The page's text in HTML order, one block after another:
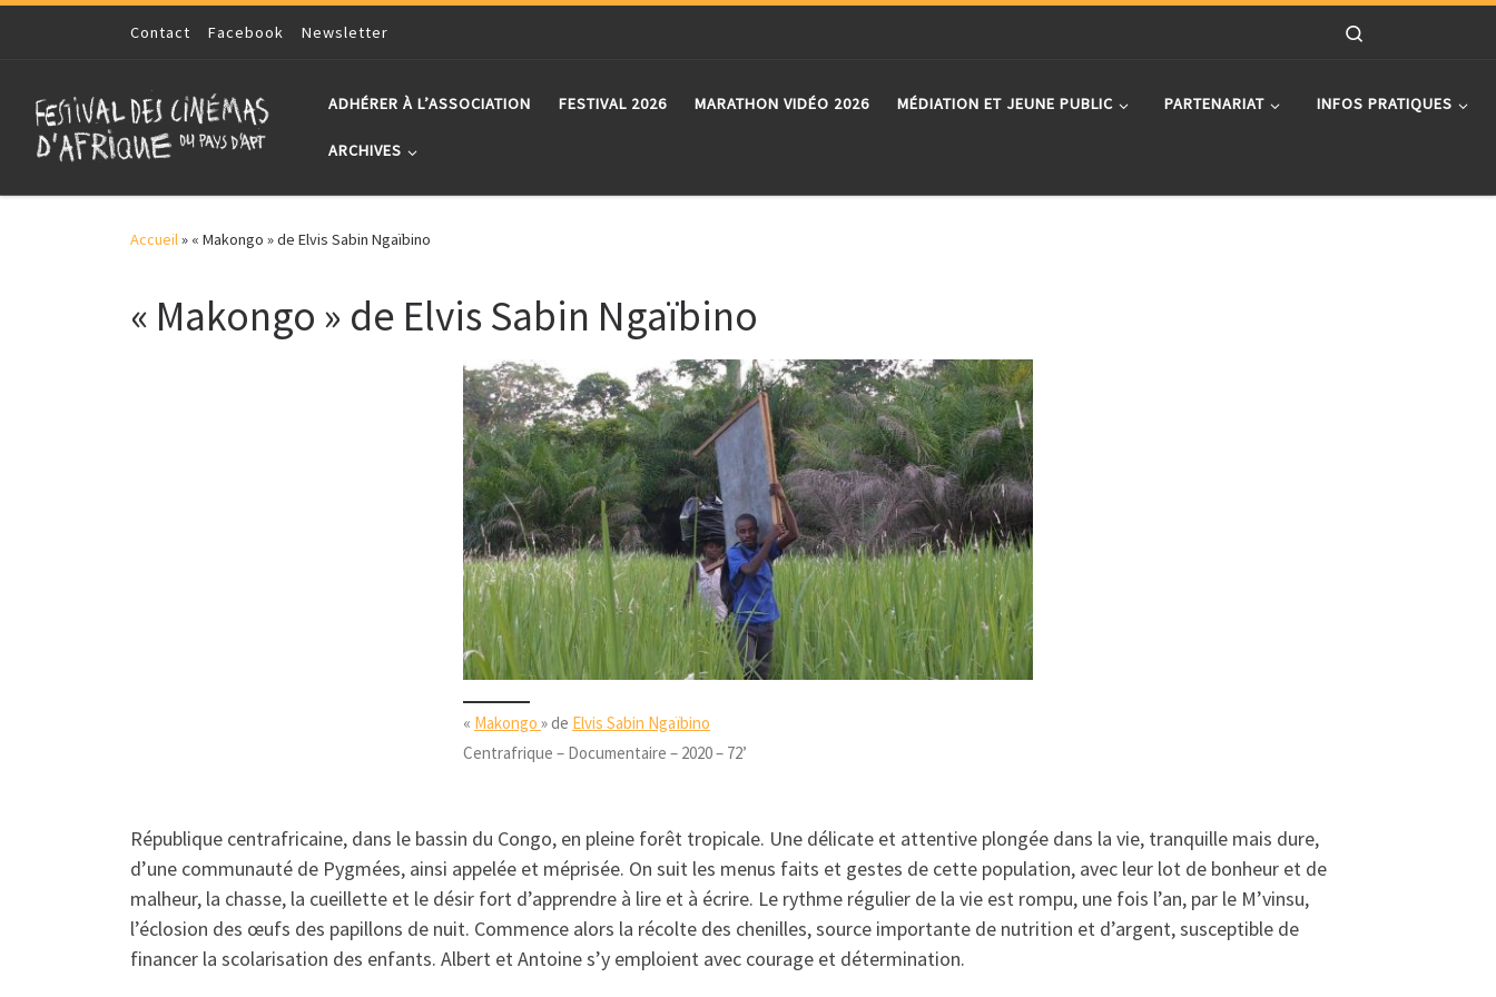
Skip to contentContact Facebook Newsletter
ADHÉRER À L’ASSOCIATION FESTIVAL 2026 MARATHON VIDÉO 2026 MÉDIATION ET JEUNE PUBLIC PARTENARIAT INFOS PRATIQUES
ARCHIVES
Accueil» « Makongo » de Elvis Sabin Ngaïbino
« Makongo » de Elvis Sabin Ngaïbino
« Makongo » de Elvis Sabin Ngaïbino
Centrafrique – Documentaire – 2020 – 72’
République centrafricaine, dans le bassin du Congo, en pleine forêt tropicale. Une délicate et attentive plongée dans la vie, tranquille mais dure,
d’une communauté de Pygmées, ainsi appelée et méprisée. On suit les menus faits et gestes de cette population, avec leur lot de bonheur et de
malheur, la chasse, la cueillette et le désir fort d’apprendre à lire et à écrire. Le rythme régulier de la vie est rompu, une fois l’an, par le M’vinsu,
l’éclosion des œufs des papillons de nuit. Commence alors la récolte des chenilles, source importante de nutrition et d’argent, susceptible de
financer la scolarisation des enfants. Albert et Antoine s’y emploient avec courage et détermination.